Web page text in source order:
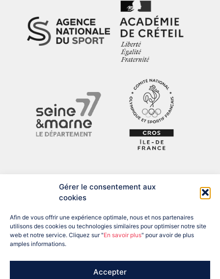
Gérer le consentement aux
cookies
Afin de vous offrir une expérience optimale, nous et nos partenaires
utilisons des cookies ou technologies similaires pour optimiser notre site
web et notre service. Cliquez sur "En savoir plus" pour avoir de plus
amples informations.
Accepter
ADRESSE : 12 BIS RUE DU PRÉSIDENT DESPATYS, 77007 MELUN
TÉL : 01 60 56 04 57
EMAIL : SEINEETMARNE@FRANCEOLYMPIQUE.COM